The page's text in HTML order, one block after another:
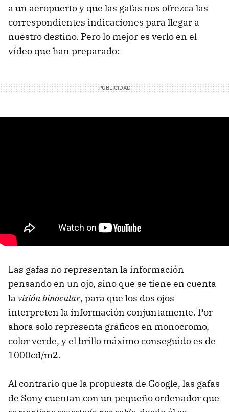
a un aeropuerto y que las gafas nos ofrezca las
correspondientes indicaciones para llegar a
nuestro destino. Pero lo mejor es verlo en el
vídeo que han preparado:
Las gafas no representan la información
pensando en un ojo, sino que se tiene en cuenta
la visión binocular, para que los dos ojos
interpreten la información conjuntamente. Por
ahora solo representa gráficos en monocromo,
color verde, y el brillo máximo conseguido es de
1000cd/m2.
Al contrario que la propuesta de Google, las gafas
de Sony cuentan con un pequeño ordenador que